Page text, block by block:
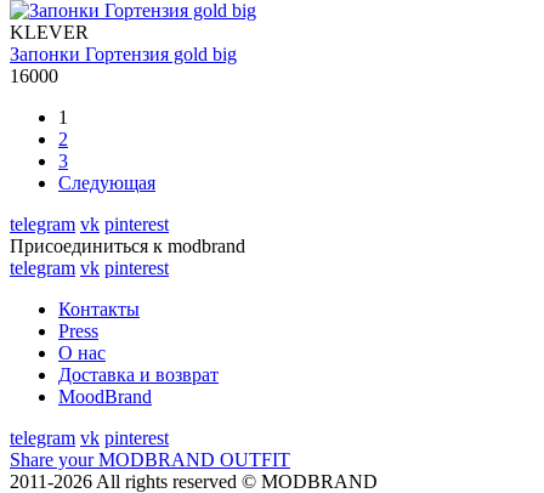
KLEVER
Запонки Гортензия gold big
16000
1
2
3
Следующая
telegram vk pinterest
Присоединиться к modbrand
telegram vk pinterest
Контакты
Press
О нас
Доставка и возврат
MoodBrand
telegram vk pinterest
Share your MODBRAND OUTFIT
2011-2026 All rights reserved © MODBRAND